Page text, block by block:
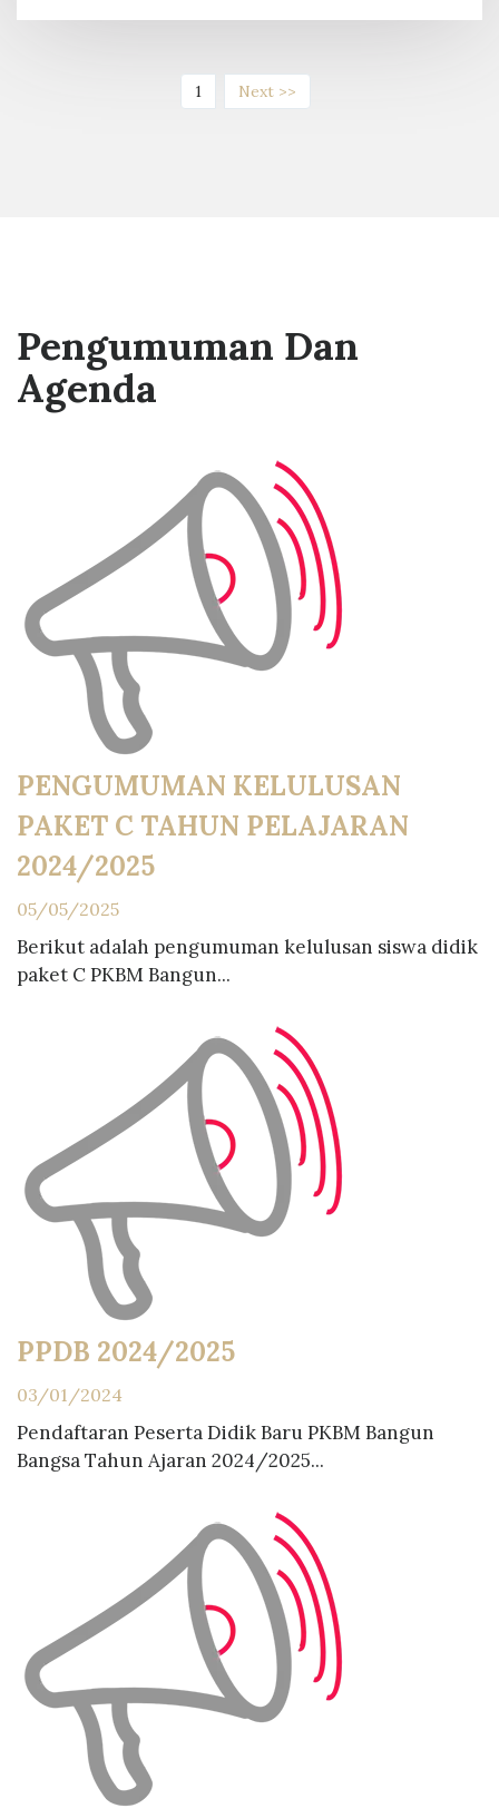
1(current)Next >>
Pengumuman Dan
Agenda
PENGUMUMAN KELULUSAN
PAKET C TAHUN PELAJARAN
2024/2025
05/05/2025
Berikut adalah pengumuman kelulusan siswa didik
paket C PKBM Bangun...
PPDB 2024/2025
03/01/2024
Pendaftaran Peserta Didik Baru PKBM Bangun
Bangsa Tahun Ajaran 2024/2025...